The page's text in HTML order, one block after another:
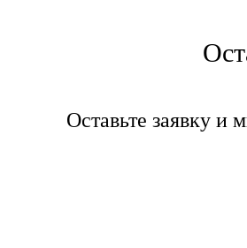
Оставьте заявку и